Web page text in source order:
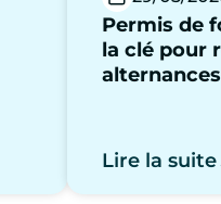
Permis de
la clé pour
alternances
Lire la suite